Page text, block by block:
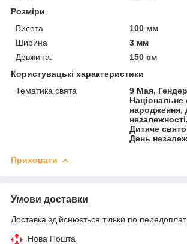
Розміри
Висота
100 мм
Ширина
3 мм
Довжина:
150 см
Користувацькі характеристики
Тематика свята
9 Мая,
Національне
народження,
Дитяче
День
Приховати
Умови доставки
Доставка здійснюється тільки по
Нова Пошта